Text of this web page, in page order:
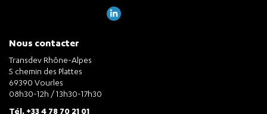
Nous contacter
Transdev Rhône-Alpes
5 chemin des Plattes
69390 Vourles
08h30-12h / 13h30-17h30
Tél. +33 4 78 70 21 01